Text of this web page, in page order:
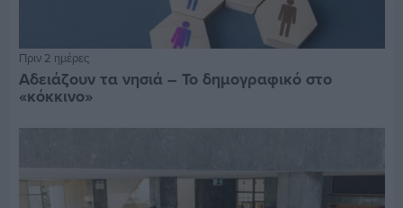
Πριν 2 ημέρες
Αδειάζουν τα νησιά – Το δημογραφικό στο
«κόκκινο»